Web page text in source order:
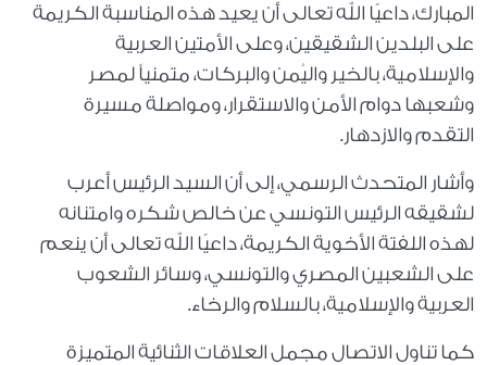
المبارك، داعيًا الله تعالى أن يعيد هذه المناسبة الكريمة
على البلدين الشقيقين، وعلى الأمتين العربية
والإسلامية، بالخير واليُمن والبركات، متمنياً لمصر
وشعبها دوام الأمن والاستقرار، ومواصلة مسيرة
التقدم والازدهار.
وأشار المتحدث الرسمي، إلى أن السيد الرئيس أعرب
لشقيقه الرئيس التونسي عن خالص شكره وامتنانه
لهذه اللفتة الأخوية الكريمة، داعيًا الله تعالى أن ينعم
على الشعبين المصري والتونسي، وسائر الشعوب
العربية والإسلامية، بالسلام والرخاء.
كما تناول الاتصال مجمل العلاقات الثنائية المتميزة